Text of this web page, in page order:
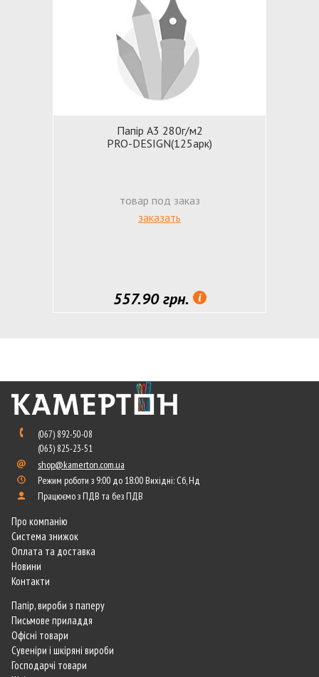
Папiр А3 280г/м2
PRO-DESIGN(125арк)
товар под заказ
заказать
557.90 грн.
(067) 892-50-08
(063) 825-23-51
shop@kamerton.com.ua
Режим роботи з 9:00 до 18:00 Вихідні: Сб, Нд
Працюємо з ПДВ та без ПДВ
Про компанію
Система знижок
Оплата та доставка
Новини
Контакти
Папір, вироби з паперу
Письмове приладдя
Офісні товари
Сувеніри і шкіряні вироби
Господарчі товари